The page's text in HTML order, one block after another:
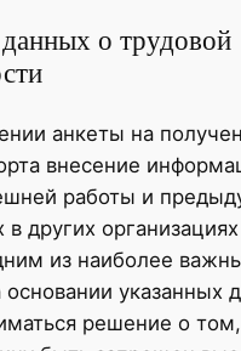
о трудовой
анкеты на
внесение
работы и
других организациях
из наиболее
основании указанных
решение о